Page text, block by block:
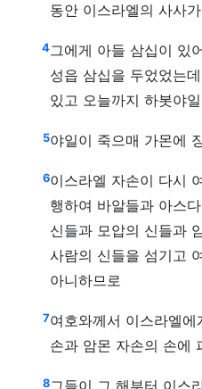
동안 이스라엘의 사사
4그에게 아들 삼십이 있
성읍 삼십을 두었었는
있고 오늘까지 하봇야
5야일이 죽으매 가몬에
6이스라엘 자손이 다시
행하여 바알들과 아스
신들과 모압의 신들과
사람의 신들을 섬기고
아니하므로
7여호와께서 이스라엘
손과 암몬 자손의 손에
8그들이 그 해부터 이스